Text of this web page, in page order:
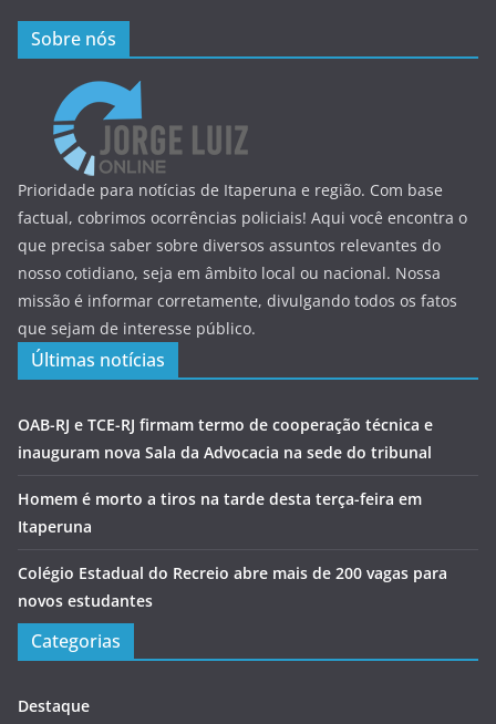
Sobre nós
Prioridade para notícias de Itaperuna e região. Com base
factual, cobrimos ocorrências policiais! Aqui você encontra o
que precisa saber sobre diversos assuntos relevantes do
nosso cotidiano, seja em âmbito local ou nacional. Nossa
missão é informar corretamente, divulgando todos os fatos
que sejam de interesse público.
Últimas notícias
OAB-RJ e TCE-RJ firmam termo de cooperação técnica e
inauguram nova Sala da Advocacia na sede do tribunal
Homem é morto a tiros na tarde desta terça-feira em
Itaperuna
Colégio Estadual do Recreio abre mais de 200 vagas para
novos estudantes
Categorias
Destaque